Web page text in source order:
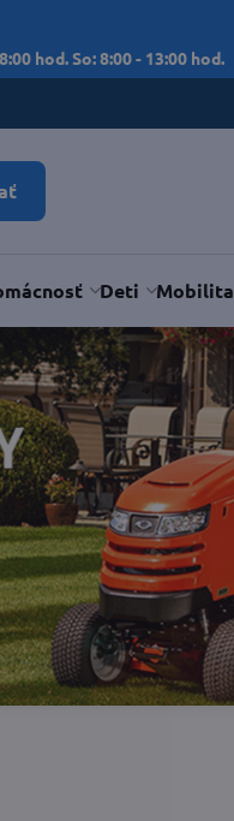
hod. So: 8:00 - 13:00 hod.
Deti Mobilita